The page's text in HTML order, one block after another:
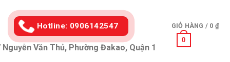
Hotline: 0906142547
Nguyễn Văn Thủ, Phường Đakao, Quận 1
GIỎ HÀNG / 0 ₫
0